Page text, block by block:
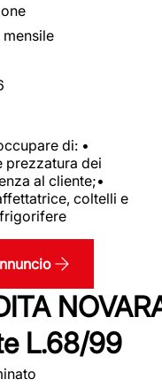
mensile
di: •
prezzatura dei
al cliente;•
coltelli e
L.68/99